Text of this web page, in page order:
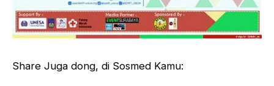
Share Juga dong, di Sosmed Kamu: